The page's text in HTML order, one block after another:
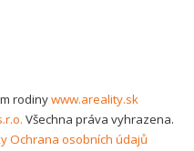
rodinywww.areality.sk
Všechna práva vyhrazena.
Ochrana osobních údajů